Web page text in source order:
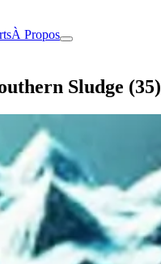
À Propos
Sludge (35)